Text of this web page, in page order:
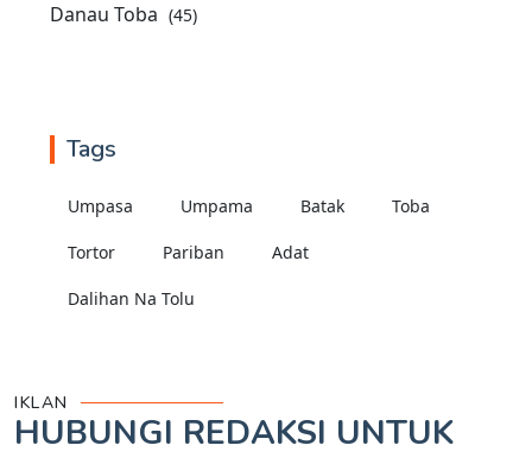
Danau Toba (45)
Tags
Umpasa Umpama Batak Toba
Tortor Pariban Adat
Dalihan Na Tolu
IKLAN
HUBUNGI REDAKSI UNTUK